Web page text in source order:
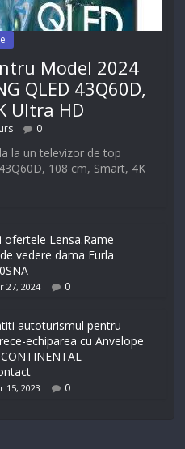
Model 2024
QLED 43Q60D,
Ultra HD
0
la un televizor de top
108 cm, Smart, 4K
ofertele Lensa.Rame
vedere dama Furla
27, 2024 0
autoturismul pentru
echiparea cu Anvelope
15, 2023 0